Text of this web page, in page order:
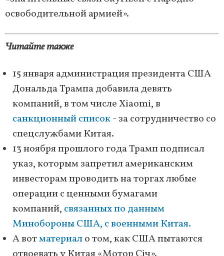
освободительной армией».
Читайте также
15 января администрация президента США
Дональда Трампа добавила девять
компаний, в том числе Xiaomi, в
санкционный список- за сотрудничество со
спецслужбами Китая.
13 ноября прошлого года Трамп подписал
указ, которым запретил американским
инвесторам проводить на торгах любые
операции с ценными бумагами
компаний, связанных по данным
Минобороны США, с военными Китая.
А вотматериало том, как США пытаются